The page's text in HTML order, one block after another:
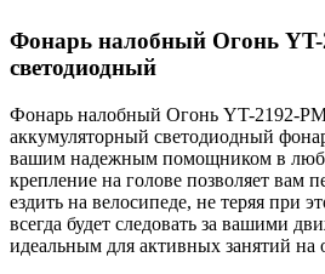
Фонарь налобный Огонь
светодиодный
Фонарь налобный Огонь YT-2192-
аккумуляторный светодиодный
вашим надежным помощником в
крепление на голове позволяет вам
ездить на велосипеде, не теряя при
всегда будет следовать за вашими
идеальным для активных занятий на